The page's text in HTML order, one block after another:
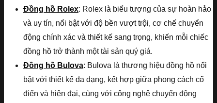
Đồng hồ Rolex: Rolex là biểu tượng của sự hoàn hảo
và uy tín, nổi bật với độ bền vượt trội, cơ chế chuyển
động chính xác và thiết kế sang trọng, khiến mỗi chiếc
đồng hồ trở thành một tài sản quý giá.
Đồng hồ Bulova: Bulova là thương hiệu đồng hồ nổi
bật với thiết kế đa dạng, kết hợp giữa phong cách cổ
điển và hiện đại, cùng với công nghệ chuyển động